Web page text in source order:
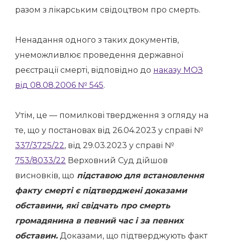
разом з лікарським свідоцтвом про смерть.
Ненадання одного з таких документів,
унеможливлює проведення державної
реєстрації смерті, відповідно до наказу МОЗ
від 08.08.2006 № 545.
Утім, це — помилкові твердження з огляду на
те, що у постановах від 26.04.2023 у справі №
337/3725/22, від 29.03.2023 у справі №
753/8033/22 Верховний Суд дійшов
висновків, що підставою для встановлення
факту смерті є підтверджені доказами
обставини, які свідчать про смерть
громадянина в певний час і за певних
обставин. Доказами, що підтверджують факт